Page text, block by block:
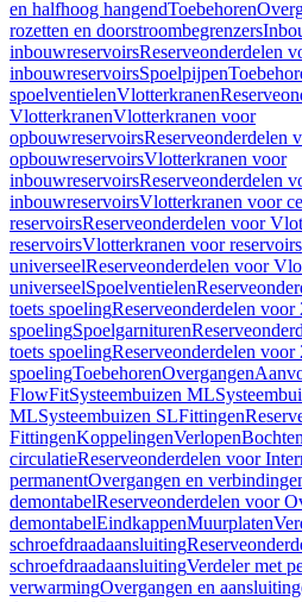
en halfhoog hangendToebehoren
rozetten en doorstroombegrenzers
inbouwreservoirsReserveonderdelen
inbouwreservoirsSpoelpijpen
spoelventielenVlotterkranen
VlotterkranenVlotterkranen voor
opbouwreservoirsReserveonderdelen
opbouwreservoirsVlotterkranen voor
inbouwreservoirsReserveonderdelen
inbouwreservoirsVlotterkranen voor
reservoirsReserveonderdelen voor
reservoirsVlotterkranen voor reservoirs
universeelReserveonderdelen voor
universeelSpoelventielen
toets spoelingReserveonderdelen voor
spoelingSpoelgarnituren
toets spoelingReserveonderdelen voor
spoelingToebehorenOvergangen
FlowFitSysteembuizen ML
MLSysteembuizen SLFittingen
FittingenKoppelingenVerlopenBochten
circulatieReserveonderdelen voor
permanentOvergangen en
demontabelReserveonderdelen voor
demontabelEindkappenMuurplaten
schroefdraadaansluiting
schroefdraadaansluitingVerdeler met
verwarmingOvergangen en